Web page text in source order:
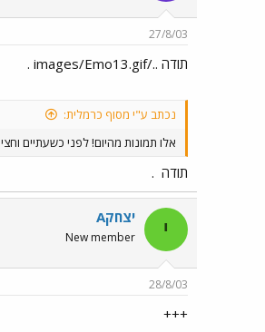
27/8/03
תודה ../images/Emo13.gif .
נכתב ע"י מסוף כרמלית:
אלו תמונות מהיום! לפני כשעתיים וחצי
תודה .
י יצחקA
New member
28/8/03
+++